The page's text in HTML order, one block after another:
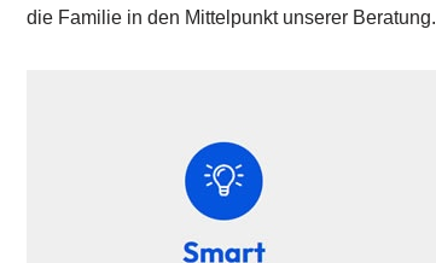
die Familie in den Mittelpunkt unserer Beratung.